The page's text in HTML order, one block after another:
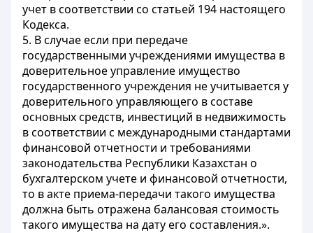
учет в соответствии со статьей 194 настоящего
Кодекса.
5. В случае если при передаче
государственными учреждениями имущества в
доверительное управление имущество
государственного учреждения не учитывается у
доверительного управляющего в составе
основных средств, инвестиций в недвижимость
в соответствии с международными стандартами
финансовой отчетности и требованиями
законодательства Республики Казахстан о
бухгалтерском учете и финансовой отчетности,
то в акте приема-передачи такого имущества
должна быть отражена балансовая стоимость
такого имущества на дату его составления.».